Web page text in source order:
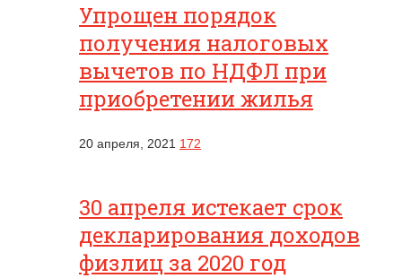
Упрощен порядок
получения налоговых
вычетов по НДФЛ при
приобретении жилья
20 апреля, 2021 172
30 апреля истекает срок
декларирования доходов
физлиц за 2020 год